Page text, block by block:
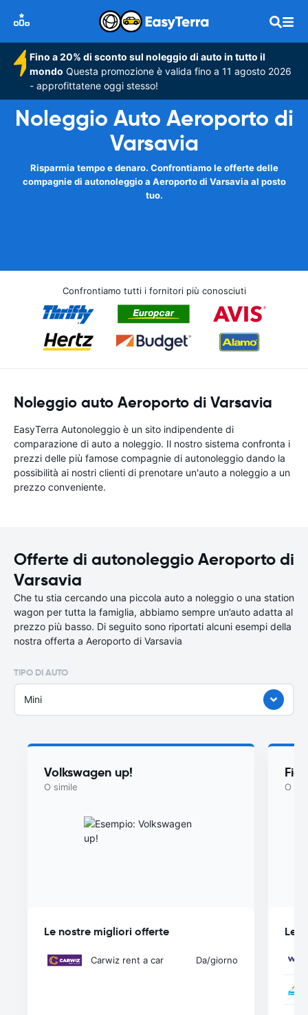
Fino a 20% di sconto sul noleggio di auto in tutto il
mondo Questa promozione è valida fino a 11 agosto 2026
- approfittatene oggi stesso!
Noleggio Auto Aeroporto di
Varsavia
Risparmia tempo e denaro. Confrontiamo le offerte delle
compagnie di autonoleggio a Aeroporto di Varsavia al posto
tuo.
Confrontiamo tutti i fornitori più conosciuti
Noleggio auto Aeroporto di Varsavia
EasyTerra Autonoleggio è un sito indipendente di
comparazione di auto a noleggio. Il nostro sistema confronta i
prezzi delle più famose compagnie di autonoleggio dando la
possibilità ai nostri clienti di prenotare un'auto a noleggio a un
prezzo conveniente.
Offerte di autonoleggio Aeroporto di
Varsavia
Che tu stia cercando una piccola auto a noleggio o una station
wagon per tutta la famiglia, abbiamo sempre un’auto adatta al
prezzo più basso. Di seguito sono riportati alcuni esempi della
nostra offerta a Aeroporto di Varsavia
TIPO DI AUTO
Mini
Volkswagen up!
O simile
Le nostre migliori offerte
Carwiz rent a car Da/giorno
O
Le